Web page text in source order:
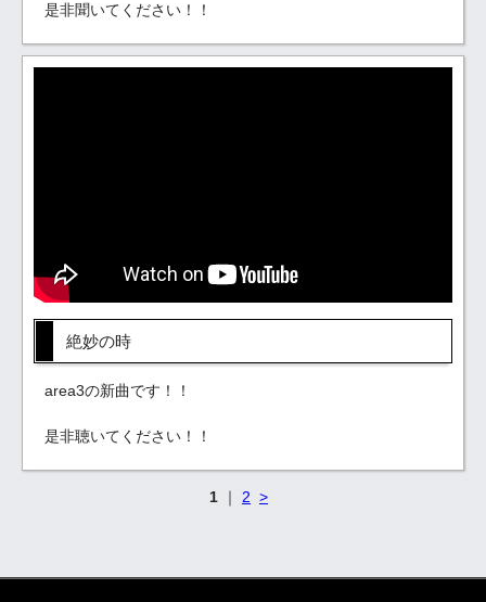
是非聞いてください！！
絶妙の時
area3の新曲です！！
是非聴いてください！！
1 ｜ 2 >